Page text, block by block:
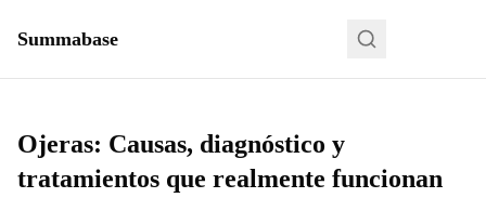
Summabase
Ojeras: Causas, diagnóstico y
tratamientos que realmente funcionan